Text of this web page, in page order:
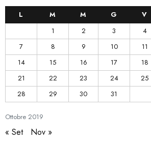
Ottobre 2019
L M M G V
1
2 3 4
7
8 9 10 11
14
15 16 17 18
21
22 23 24 25
28
29 30 31
« Set Nov »